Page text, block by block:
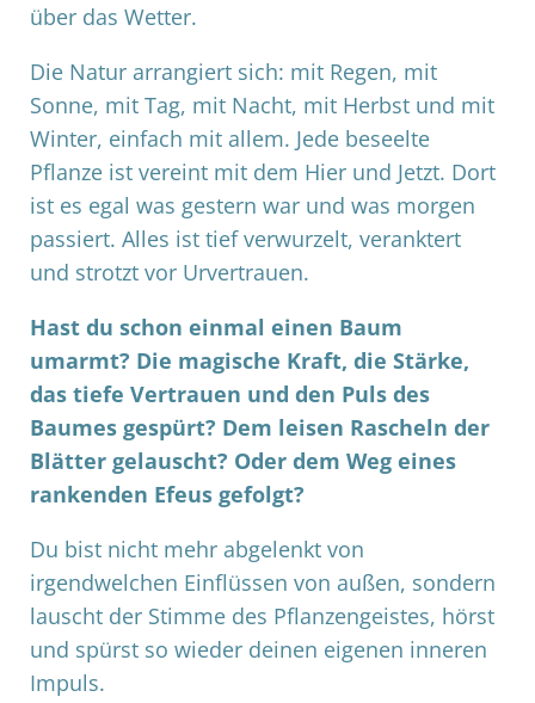
über das Wetter.
Die Natur arrangiert sich: mit Regen, mit
Sonne, mit Tag, mit Nacht, mit Herbst und mit
Winter, einfach mit allem. Jede beseelte
Pflanze ist vereint mit dem Hier und Jetzt. Dort
ist es egal was gestern war und was morgen
passiert. Alles ist tief verwurzelt, veranktert
und strotzt vor Urvertrauen.
Hast du schon einmal einen Baum
umarmt? Die magische Kraft, die Stärke,
das tiefe Vertrauen und den Puls des
Baumes gespürt? Dem leisen Rascheln der
Blätter gelauscht? Oder dem Weg eines
rankenden Efeus gefolgt?
Du bist nicht mehr abgelenkt von
irgendwelchen Einflüssen von außen, sondern
lauscht der Stimme des Pflanzengeistes, hörst
und spürst so wieder deinen eigenen inneren
Impuls.